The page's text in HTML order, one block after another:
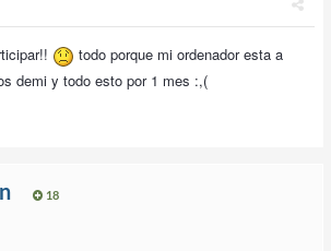
todo porque mi ordenador esta a
demi y todo esto por 1 mes :,(
18